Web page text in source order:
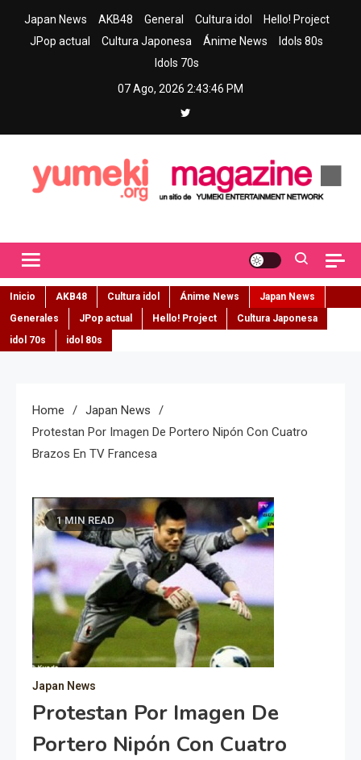
Japan News AKB48 General Cultura idol
Hello! Project
JPop actual
Cultura Japonesa Ánime News
Idols 80s
Idols 70s
07 Ago, 2026 2:43:48 PM
Inicio AKB48 Cultura idol Ánime News
Japan News
Generales
JPop actual Hello! Project
Cultura Japonesa
idol 70s
idol 80s
Home
Japan News
Protestan Por Imagen De Portero Nipón Con Cuatro
Brazos En TV Francesa
1 MIN READ
Japan News
Protestan Por Imagen De
Portero Nipón Con Cuatro